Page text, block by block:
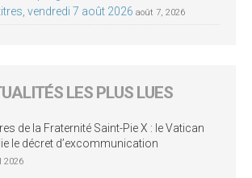
vendredi 7 août 2026 août 7, 2026
LES PLUS LUES
de la Fraternité Saint-Pie X : le Vatican
le décret d’excommunication
2026